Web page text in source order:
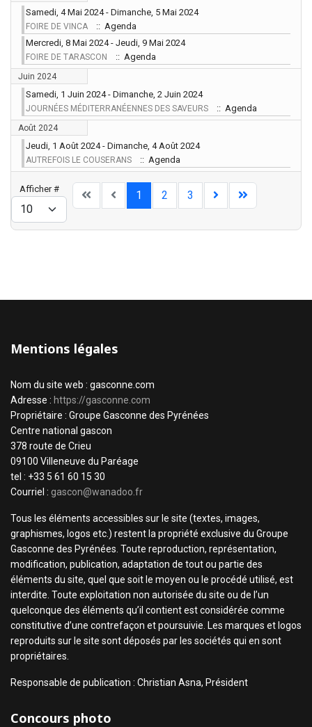
Samedi, 4 Mai 2024 - Dimanche, 5 Mai 2024
FOIRE DE VINCA
:: Agenda
Mercredi, 8 Mai 2024 - Jeudi, 9 Mai 2024
FOIRE DE TARASCON :: Agenda
Juin 2024
Samedi, 1 Juin 2024 - Dimanche, 2 Juin 2024
JOURNÉES MÉDITERRANÉENNES DES SAVEURS :: Agenda
Août 2024
Jeudi, 1 Août 2024 - Dimanche, 4 Août 2024
AUTREFOIS LE COUSERANS :: Agenda
Limite de la pagination
Afficher # 1 2 3
Mentions légales
Nom du site web : gasconne.com
Adresse : https://gasconne.com
Propriétaire : Groupe Gasconne des Pyrénées
Centre national gascon
378 route de Crieu
09100 Villeneuve du Paréage
tel : +33 5 61 60 15 30
Courriel : gascon@wanadoo.fr
Tous les éléments accessibles sur le site (textes, images,
graphismes, logos etc.) restent la propriété exclusive du Groupe
Gasconne des Pyrénées. Toute reproduction, représentation,
modification, publication, adaptation de tout ou partie des
éléments du site, quel que soit le moyen ou le procédé utilisé, est
interdite. Toute exploitation non autorisée du site ou de l’un
quelconque des éléments qu’il contient est considérée comme
constitutive d’une contrefaçon et poursuivie. Les marques et logos
reproduits sur le site sont déposés par les sociétés qui en sont
propriétaires.
Responsable de publication : Christian Asna, Président
Concours photo